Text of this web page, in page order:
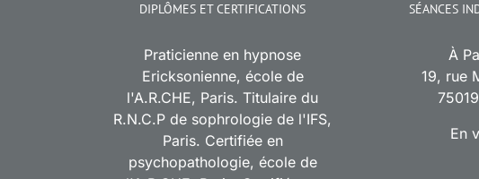
DIPLÔMES ET CERTIFICATIONS
Praticienne en hypnose
Ericksonienne, école de
l'A.R.CHE, Paris. Titulaire du
R.N.C.P de sophrologie de l'IFS,
Paris. Certifiée en
psychopathologie, école de
SÉANCES
À
19, rue
En